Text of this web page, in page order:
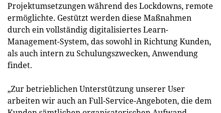
Projektumsetzungen während des Lockdowns, remote
ermöglichte. Gestützt werden diese Maßnahmen
durch ein vollständig digitalisiertes Learn-
Management-System, das sowohl in Richtung Kunden,
als auch intern zu Schulungszwecken, Anwendung
findet.
„Zur betrieblichen Unterstützung unserer User
arbeiten wir auch an Full-Service-Angeboten, die dem